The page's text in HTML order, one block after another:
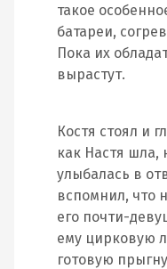
такое
батареи,
Пока их
вырастут.
Костя стоял и
как Настя шла,
улыбалась в
вспомнил, что
его почти-
ему цирковую
готовую